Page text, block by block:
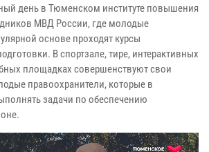
день в Тюменском институте повышения
МВД России, где молодые
основе проходят курсы
В спортзале, тире, интерактивных
площадках совершенствуют свои
правоохранители, которые в
задачи по обеспечению